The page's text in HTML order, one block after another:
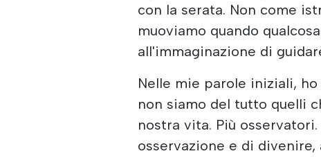
con la serata. Non come
muoviamo quando
all'immaginazione di
Nelle mie parole iniziali,
non siamo del tutto quelli
nostra vita. Più
osservazione e di